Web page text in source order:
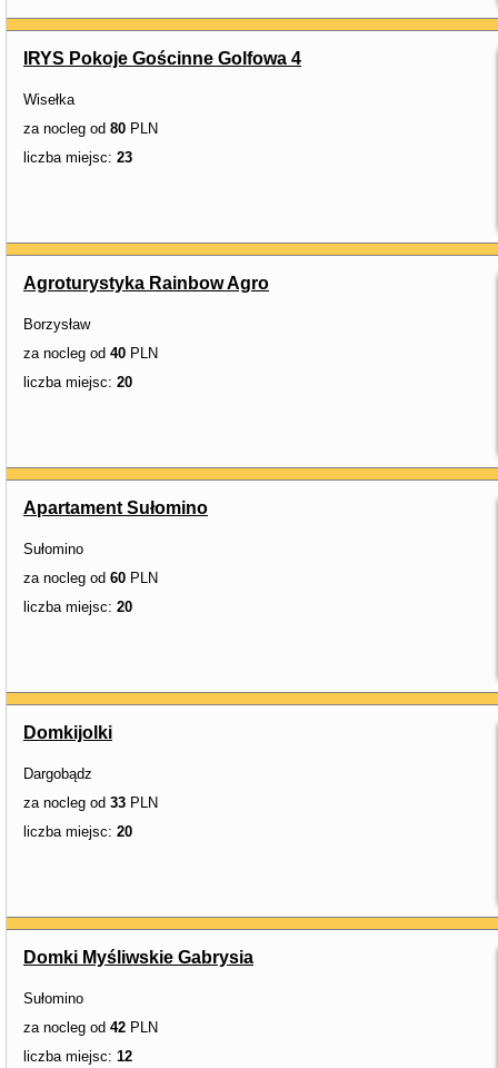
IRYS Pokoje Gościnne Golfowa 4
Wisełka
za nocleg od 80 PLN
liczba miejsc: 23
Agroturystyka Rainbow Agro
Borzysław
za nocleg od 40 PLN
liczba miejsc: 20
Apartament Sułomino
Sułomino
za nocleg od 60 PLN
liczba miejsc: 20
Domkijolki
Dargobądz
za nocleg od 33 PLN
liczba miejsc: 20
Domki Myśliwskie Gabrysia
Sułomino
za nocleg od 42 PLN
liczba miejsc: 12